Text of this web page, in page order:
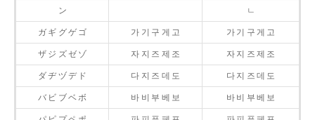
ン ㄴ
ガ ギ グ ゲ ゴ 가 기 구 게 고 가 기 구 게 고
ザ ジ ズ ゼ ゾ 자 지 즈 제 조 자 지 즈 제 조
ダ ヂ ヅ デ ド 다 지 즈 데 도 다 지 즈 데 도
バ ビ ブ ベ ボ 바 비 부 베 보 바 비 부 베 보